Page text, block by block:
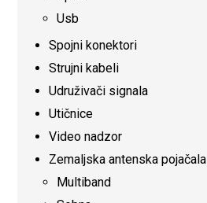
Usb
Spojni konektori
Strujni kabeli
Udruživači signala
Utičnice
Video nadzor
Zemaljska antenska pojačala
Multiband